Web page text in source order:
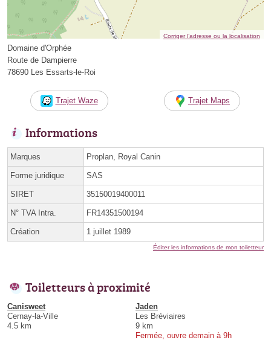
Corriger l’adresse ou la localisation
Domaine d'Orphée
Route de Dampierre
78690 Les Essarts-le-Roi
Trajet Waze Trajet Maps
Informations
Marques Proplan, Royal Canin
Forme juridique SAS
SIRET 35150019400011
N° TVA Intra. FR14351500194
Création 1 juillet 1989
Éditer les informations de mon toiletteur
Toiletteurs à proximité
Canisweet
Cernay-la-Ville
4.5 km
Jaden
Les Bréviaires
9 km
Fermée, ouvre demain à 9h